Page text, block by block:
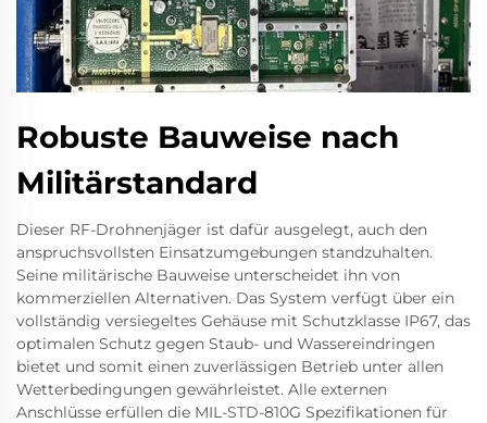
Robuste Bauweise nach
Militärstandard
Dieser RF-Drohnenjäger ist dafür ausgelegt, auch den
anspruchsvollsten Einsatzumgebungen standzuhalten.
Seine militärische Bauweise unterscheidet ihn von
kommerziellen Alternativen. Das System verfügt über ein
vollständig versiegeltes Gehäuse mit Schutzklasse IP67, das
optimalen Schutz gegen Staub- und Wassereindringen
bietet und somit einen zuverlässigen Betrieb unter allen
Wetterbedingungen gewährleistet. Alle externen
Anschlüsse erfüllen die MIL-STD-810G Spezifikationen für